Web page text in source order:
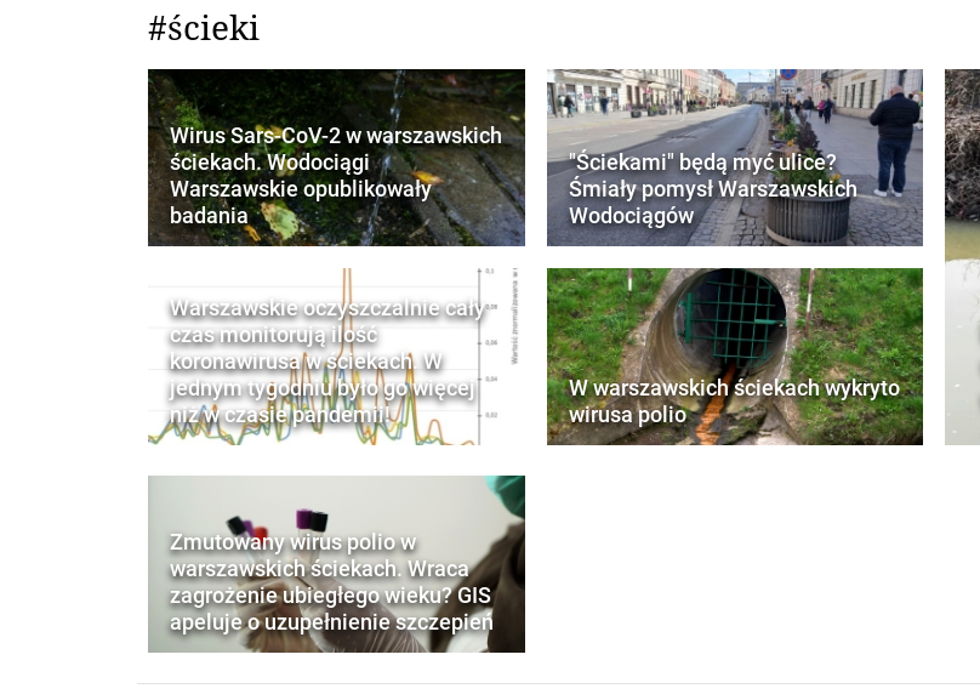
#ścieki
Wirus Sars-CoV-2 w warszawskich
ściekach. Wodociągi
Warszawskie opublikowały
badania
Warszawskie oczyszczalnie cały
czas monitorują ilość
koronawirusa w ściekach. W
jednym tygodniu było go więcej
niż w czasie pandemii!
"Ściekami" będą myć ulice?
Śmiały pomysł Warszawskich
Wodociągów
W warszawskich ściekach wykryto
wirusa polio
Zmutowany wirus polio w
warszawskich ściekach. Wraca
zagrożenie ubiegłego wieku? GIS
apeluje o uzupełnienie szczepień